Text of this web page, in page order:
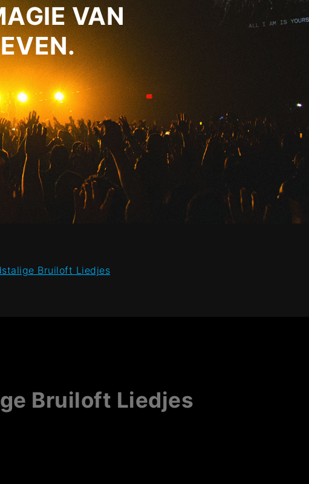
VAN
Bruiloft Liedjes
Bruiloft Liedjes